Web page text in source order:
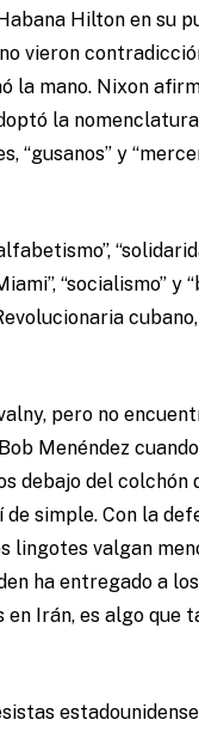
Hilton en su
vieron
la mano. Nixon
la
“gusanos” y
“socialismo” y
pero no
Menéndez
debajo del colchón
de simple. Con la
lingotes valgan
ha entregado a
Irán, es algo que